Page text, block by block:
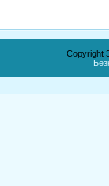
Copyright